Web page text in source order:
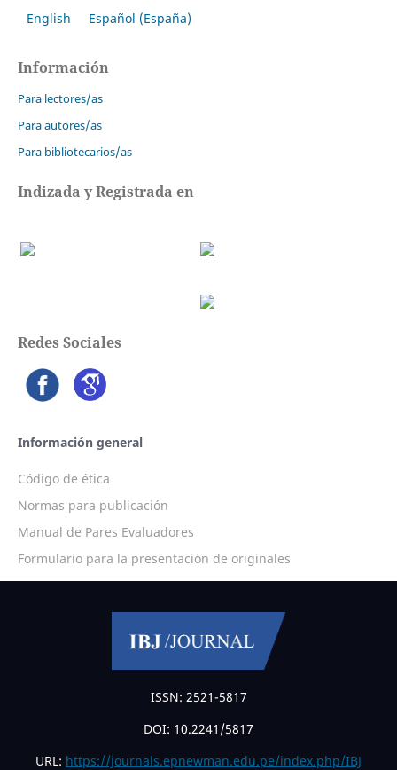
English Español (España)
Información
Para lectores/as
Para autores/as
Para bibliotecarios/as
Indizada y Registrada en
Redes Sociales
Información general
Código de ética
Normas para publicación
Manual de Pares Evaluadores
Formulario para la presentación de originales
ISSN: 2521-5817
DOI: 10.2241/5817
URL: https://journals.epnewman.edu.pe/index.php/IBJ